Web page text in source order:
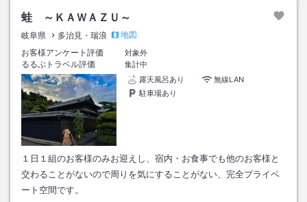
蛙 ～ＫＡＷＡＺＵ～
岐阜県 多治見・瑞浪
地図
お客様アンケート評価
対象外
るるぶトラベル評価
集計中
露天風呂あり
無線LAN
駐車場あり
１日１組のお客様のみお迎えし、宿内・お食事でも他のお客様と
交わることがないので周りを気にすることがない、完全プライベ
ート空間です。